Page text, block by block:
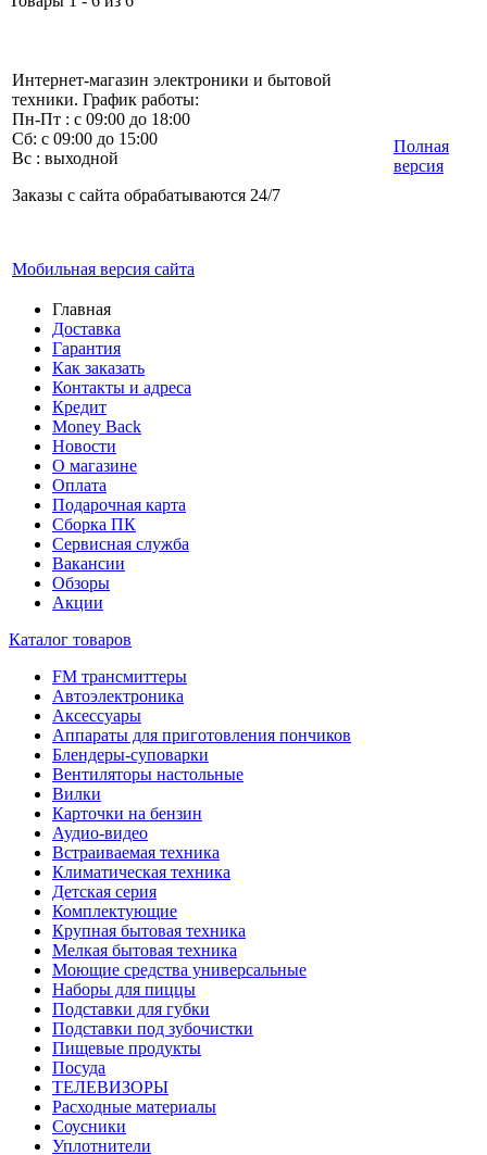
Интернет-магазин электроники и бытовой
техники. График работы:
Пн-Пт : с 09:00 до 18:00
Сб: с 09:00 до 15:00
Вс : выходной
Заказы с сайта обрабатываются 24/7
Мобильная версия сайта
Полная
версия
Главная
Доставка
Гарантия
Как заказать
Контакты и адреса
Кредит
Money Back
Новости
О магазине
Оплата
Подарочная карта
Сборка ПК
Сервисная служба
Вакансии
Обзоры
Акции
Каталог товаров
FM трансмиттеры
Автоэлектроника
Аксессуары
Аппараты для приготовления пончиков
Блендеры-суповарки
Вентиляторы настольные
Вилки
Карточки на бензин
Аудио-видео
Встраиваемая техника
Климатическая техника
Детская серия
Комплектующие
Крупная бытовая техника
Мелкая бытовая техника
Моющие средства универсальные
Наборы для пиццы
Подставки для губки
Подставки под зубочистки
Пищевые продукты
Посуда
ТЕЛЕВИЗОРЫ
Расходные материалы
Соусники
Уплотнители